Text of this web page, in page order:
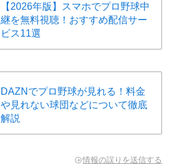
【2026年版】スマホでプロ野球中
継を無料視聴！おすすめ配信サー
ビス11選
DAZNでプロ野球が見れる！料金
や見れない球団などについて徹底
解説
情報の誤りを送信する